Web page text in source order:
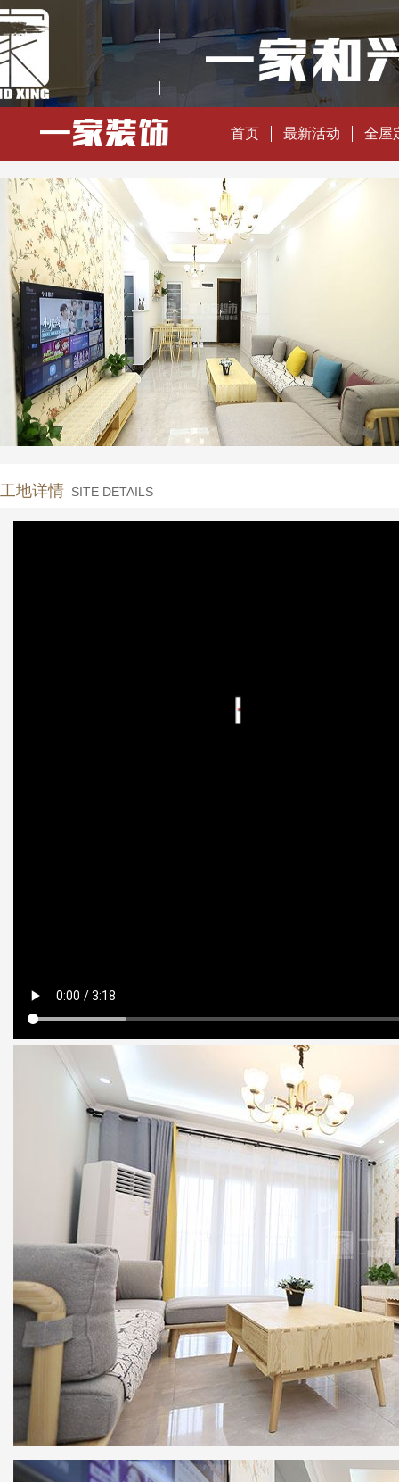
首页 最新活动 全屋
工地详情 SITE DETAILS